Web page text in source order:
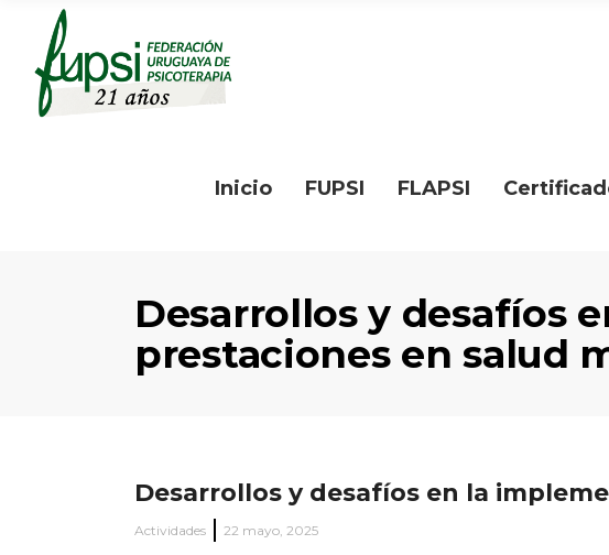
Inicio FUPSI FLAPSI
Desarrollos y desafíos
prestaciones en salud
Desarrollos y desafíos en la
Actividades 22 mayo, 2025